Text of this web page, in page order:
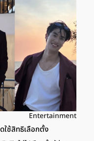
Entertainment
ใช้สิทธิเลือกตั้ง